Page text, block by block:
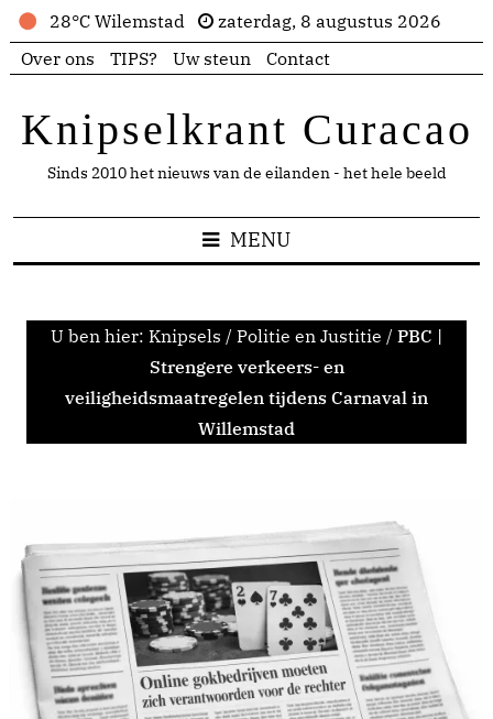
28°C Wilemstad
zaterdag, 8 augustus 2026
Over ons
TIPS? Uw steun Contact
Knipselkrant Curacao
Sinds 2010 het nieuws van de eilanden - het hele beeld
MENU
U ben hier: Knipsels / Politie en Justitie / PBC |
Strengere verkeers- en
veiligheidsmaatregelen tijdens Carnaval in
Willemstad